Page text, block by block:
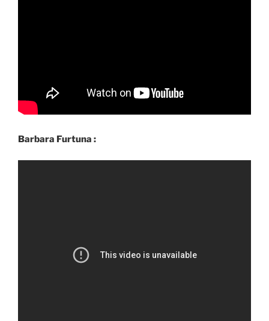
Barbara Furtuna :